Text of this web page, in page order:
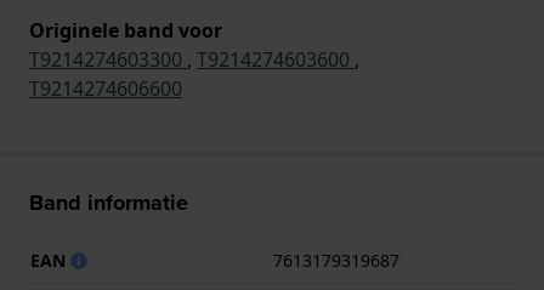
Originele band voor
T9214274603300 , T9214274603600 ,
T9214274606600
Band informatie
EAN 7613179319687